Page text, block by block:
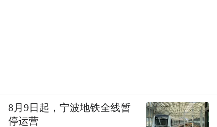
8月9日起，宁波地铁全线暂
停运营